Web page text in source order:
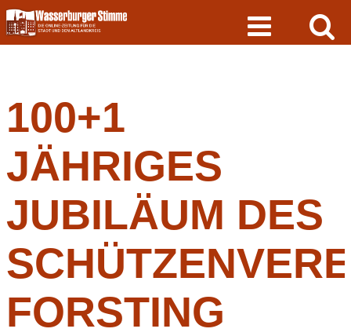
Skip
to
content
100+1
JÄHRIGES
JUBILÄUM DES
FORSTING